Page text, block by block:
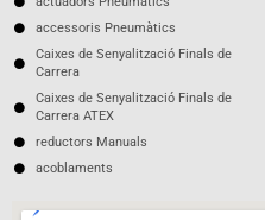
accessoris Pneumàtics
Caixes de Senyalització Finals de
Carrera
Caixes de Senyalització Finals de
Carrera ATEX
reductors Manuals
acoblaments